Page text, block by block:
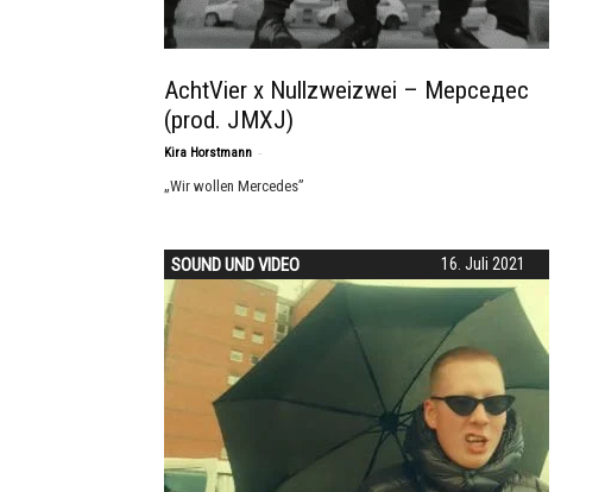
AchtVier x Nullzweizwei – Mepceдec
(prod. JMXJ)
Kira Horstmann -
„Wir wollen Mercedes”
16. Juli 2021
SOUND UND VIDEO